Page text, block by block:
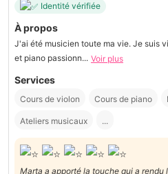
Identité vérifiée
À propos
J'ai été musicien toute ma vie. Je suis
et piano passionn... Voir plus
Services
Cours de violon Cours de piano
Ateliers musicaux ...
Marta a apporté la touche qui a rendu